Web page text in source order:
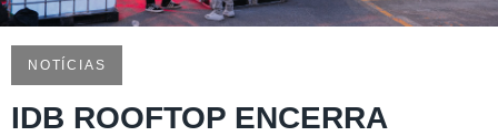
NOTÍCIAS
IDB ROOFTOP ENCERRA